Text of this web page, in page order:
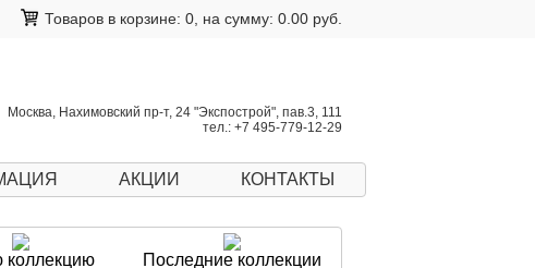
270
: Undefined offset: 103 in
Товаров в корзине: 0, на сумму: 0.00 руб.
Москва, Нахимовский пр-т, 24 "Экспострой", пав.3, 111
тел.: +7 495-779-12-29
АКЦИИ КОНТАКТЫ
Последние коллекции